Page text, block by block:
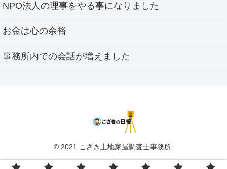
NPO法人の理事をやる事になりました
お金は心の余裕
事務所内での会話が増えました
© 2021 こざき土地家屋調査士事務所.